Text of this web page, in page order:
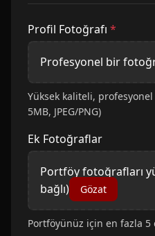
Profil Fotoğrafı *
Profesyonel bir
Yüksek kaliteli,
5MB, JPEG/PNG)
Ek Fotoğraflar
Portföy fotoğrafları
bağlı)
Gözat
Portföyünüz için en fazla